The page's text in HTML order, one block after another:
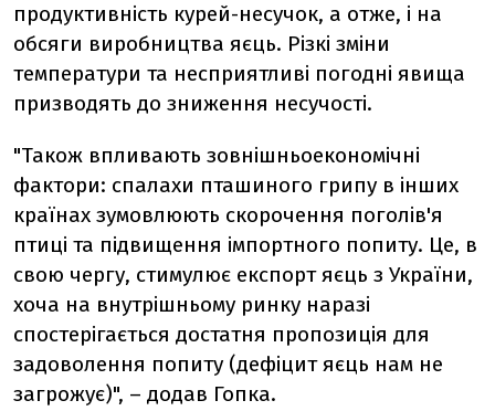
продуктивність курей-несучок, а отже, і на
обсяги виробництва яєць. Різкі зміни
температури та несприятливі погодні явища
призводять до зниження несучості.
"Також впливають зовнішньоекономічні
фактори: спалахи пташиного грипу в інших
країнах зумовлюють скорочення поголів'я
птиці та підвищення імпортного попиту. Це, в
свою чергу, стимулює експорт яєць з України,
хоча на внутрішньому ринку наразі
спостерігається достатня пропозиція для
задоволення попиту (дефіцит яєць нам не
загрожує)", – додав Гопка.